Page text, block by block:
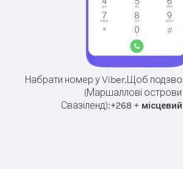
Набрати номер у Viber.Щоб
(Маршаллові острови
Свазіленд):+268 +